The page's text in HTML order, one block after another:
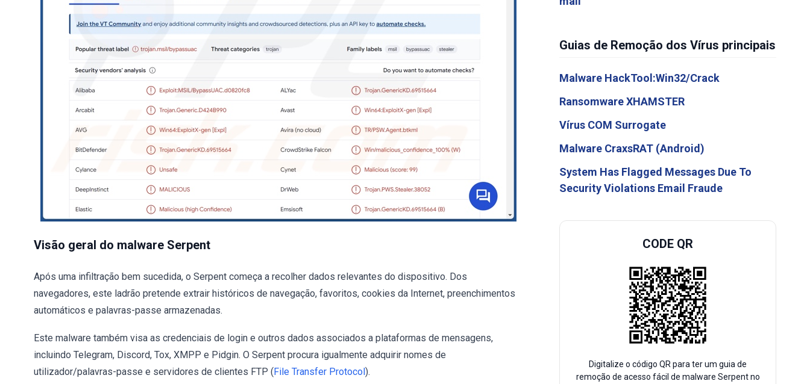
Visão geral do malware Serpent
Após uma infiltração bem sucedida, o Serpent começa a recolher dados relevantes do dispositivo. Dos
navegadores, este ladrão pretende extrair históricos de navegação, favoritos, cookies da Internet, preenchimentos
automáticos e palavras-passe armazenadas.
Este malware também visa as credenciais de login e outros dados associados a plataformas de mensagens,
incluindo Telegram, Discord, Tox, XMPP e Pidgin. O Serpent procura igualmente adquirir nomes de
utilizador/palavras-passe e servidores de clientes FTP (File Transfer Protocol).
Guias de Remoção dos Vírus principais
Malware HackTool:Win32/Crack
Ransomware XHAMSTER
Vírus COM Surrogate
Malware CraxsRAT (Android)
System Has Flagged Messages Due To
Security Violations Email Fraude
CODE QR
Digitalize o código QR para ter um guia de
remoção de acesso fácil de malware Serpent no